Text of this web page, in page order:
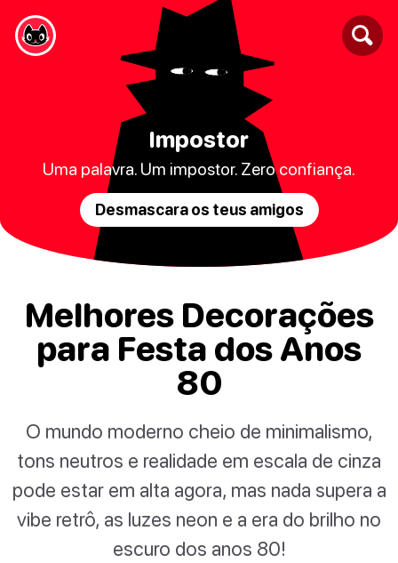
Impostor
Uma palavra. Um impostor. Zero confiança.
Desmascara os teus amigos
Melhores Decorações
para Festa dos Anos
80
O mundo moderno cheio de minimalismo,
tons neutros e realidade em escala de cinza
pode estar em alta agora, mas nada supera a
vibe retrô, as luzes neon e a era do brilho no
escuro dos anos 80!